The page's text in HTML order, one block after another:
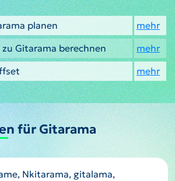
planen
mehr
Gitarama berechnen
mehr
mehr
für Gitarama
Nkitarama, gitalama,